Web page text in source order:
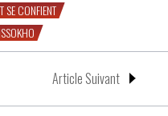
SE CONFIENT
Article Suivant